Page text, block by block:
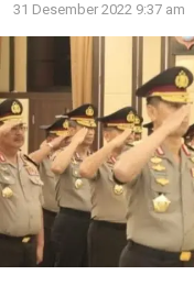
31 Desember 2022 9:37 am